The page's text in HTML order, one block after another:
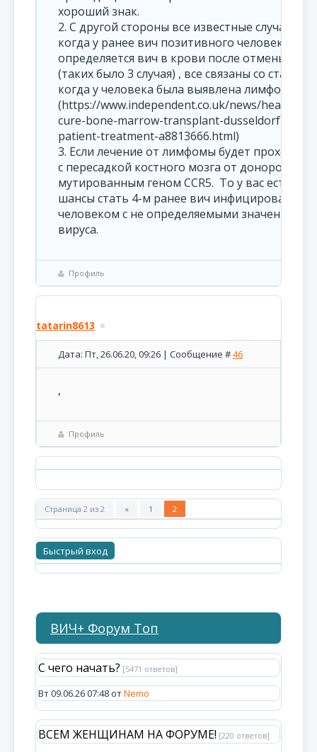
хороший знак.
2. С другой стороны все известные случаи
когда у ранее вич позитивного человека не
определяется вич в крови после отмены
(таких было 3 случая) , все связаны со стадией
когда у человека была выявлена лимфома.
(https://www.independent.co.uk/news/health/
cure-bone-marrow-transplant-dusseldorf-
patient-treatment-a8813666.html)
3. Если лечение от лимфомы будет проходить
с пересадкой костного мозга от доноров с
мутированным геном ССR5. То у вас есть все
шансы стать 4-м ранее вич инфицированным
человеком с не определяемыми значениями
вируса.
Профиль
tatarin8613
Дата: Пт, 26.06.20, 09:26 | Сообщение #46
,
Профиль
Страница 2 из 2 « 1 2
ВИЧ+ Форум Топ
С чего начать? [5471 ответов]
Вт 09.06.26 07:48 отNemo
ВСЕМ ЖЕНЩИНАМ НА ФОРУМЕ! [220 ответов]